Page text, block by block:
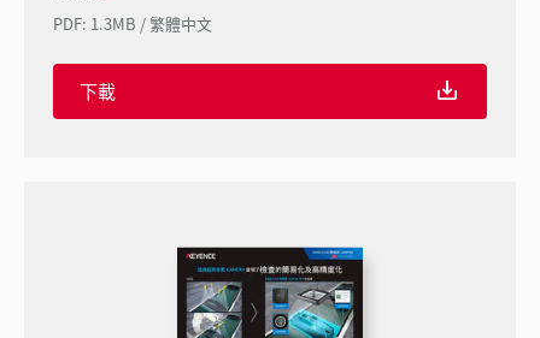
PDF: 1.3MB /繁體中文
下載